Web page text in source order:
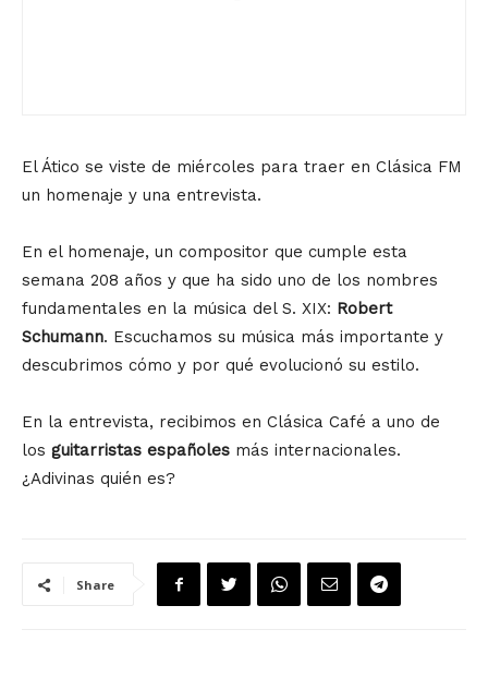
El Ático se viste de miércoles para traer en Clásica FM
un homenaje y una entrevista.
En el homenaje, un compositor que cumple esta
semana 208 años y que ha sido uno de los nombres
fundamentales en la música del S. XIX: Robert
Schumann. Escuchamos su música más importante y
descubrimos cómo y por qué evolucionó su estilo.
En la entrevista, recibimos en Clásica Café a uno de
los guitarristas españoles más internacionales.
¿Adivinas quién es?
Share